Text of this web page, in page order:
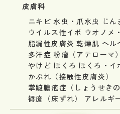
皮膚科
ニキビ 水虫・爪水虫 じん
ウイルス性イボ ウオノメ
脂漏性皮膚炎 乾燥肌 ヘル
多汗症 粉瘤（アテローマ）
やけど ほくろ ほくろ・イ
かぶれ（接触性皮膚炎）
掌蹠膿疱症（しょうせき
褥瘡（床ずれ）
アレルギ